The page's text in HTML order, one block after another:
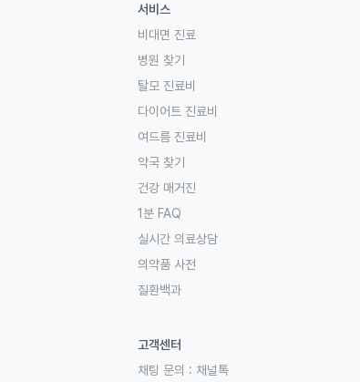
서비스
비대면 진료
병원 찾기
탈모 진료비
다이어트 진료비
여드름 진료비
약국 찾기
건강 매거진
1분 FAQ
실시간 의료상담
의약품 사전
질환백과
고객센터
채팅 문의 : 채널톡